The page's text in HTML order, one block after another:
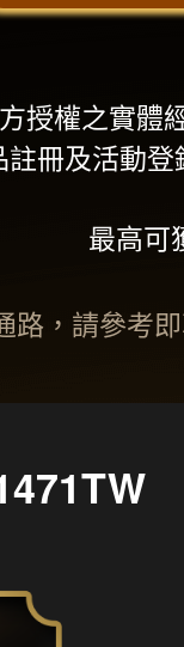
授權之實
註冊及活動
最高可
路，請參考